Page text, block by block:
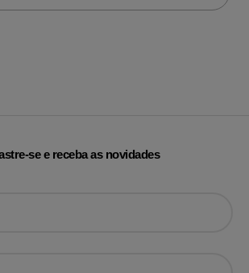
se e receba as novidades